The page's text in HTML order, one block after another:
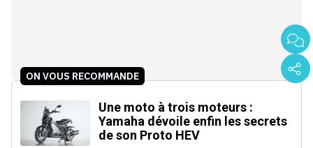
ON VOUS RECOMMANDE
Une moto à trois moteurs :
Yamaha dévoile enfin les secrets
de son Proto HEV